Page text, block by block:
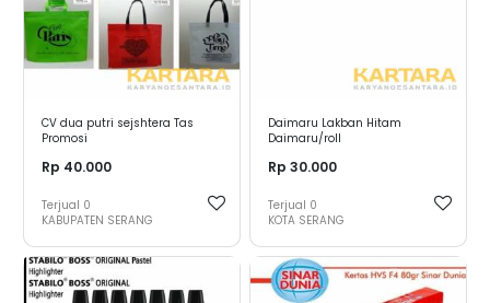
CV dua putri sejshtera Tas
Promosi
Rp 40.000
Terjual 0
KABUPATEN SERANG
Daimaru Lakban Hitam
Daimaru/roll
Rp 30.000
Terjual 0
KOTA SERANG